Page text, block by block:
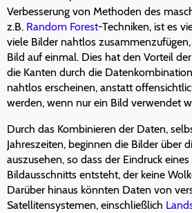
Verbesserung von Methoden des
z.B. Random Forest-Techniken, ist es
viele Bilder nahtlos
Bild auf einmal. Dies hat den Vorteil
die Kanten durch die
nahtlos erscheinen, anstatt
werden, wenn nur ein Bild verwendet
Durch das Kombinieren der Daten,
Jahreszeiten, beginnen die Bilder über
auszusehen, so dass der Eindruck
Bildausschnitts entsteht, der keine
Darüber hinaus könnten Daten von
Satellitensystemen, einschließlich